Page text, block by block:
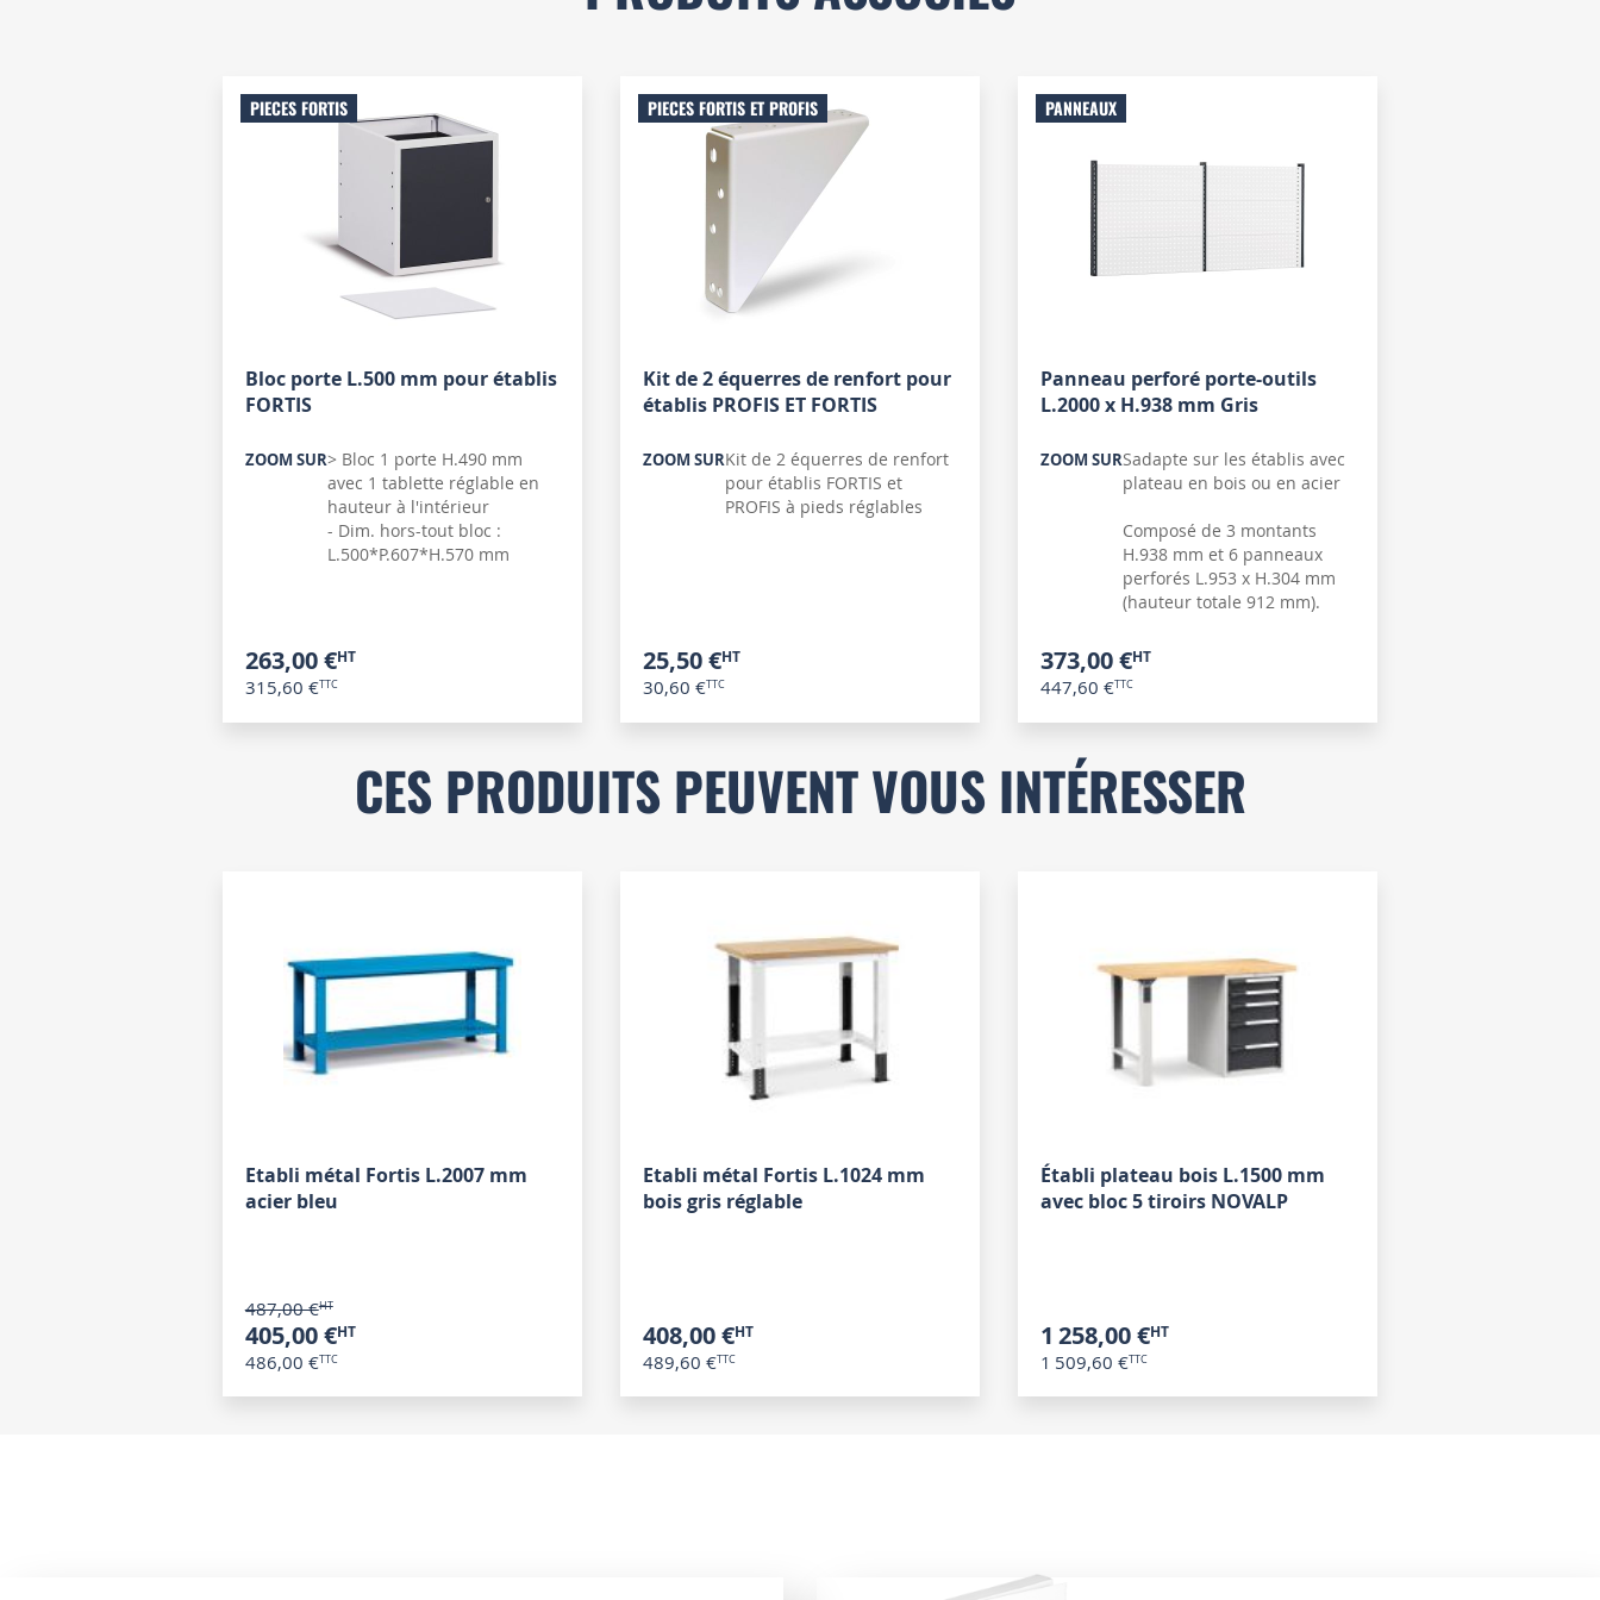
PIECES FORTIS
Bloc porte L.500 mm pour établis
FORTIS
ZOOM SUR> Bloc 1 porte H.490 mm
avec 1 tablette réglable en
hauteur à l'intérieur
- Dim. hors-tout bloc :
L.500*P.607*H.570 mm
263,00 €
315,60 €
PIECES FORTIS ET PROFIS
Kit de 2 équerres de renfort pour
établis PROFIS ET FORTIS
ZOOM SURKit de 2 équerres de renfort
pour établis FORTIS et
PROFIS à pieds réglables
25,50 €
30,60 €
PANNEAUX
Panneau perforé porte-outils
L.2000 x H.938 mm Gris
ZOOM SURSadapte sur les établis avec
plateau en bois ou en acier
Composé de 3 montants
H.938 mm et 6 panneaux
perforés L.953 x H.304 mm
(hauteur totale 912 mm).
373,00 €
447,60 €
CES PRODUITS PEUVENT VOUS INTÉRESSER
Etabli métal Fortis L.2007 mm
acier bleu
487,00 €
405,00 €
486,00 €
Etabli métal Fortis L.1024 mm
bois gris réglable
408,00 €
489,60 €
Établi plateau bois L.1500 mm
avec bloc 5 tiroirs NOVALP
1 258,00 €
1 509,60 €